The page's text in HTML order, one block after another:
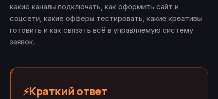
какие каналы подключать, как оформить сайт и
соцсети, какие офферы тестировать, какие креативы
готовить и как связать всё в управляемую систему
заявок.
⚡Краткий ответ